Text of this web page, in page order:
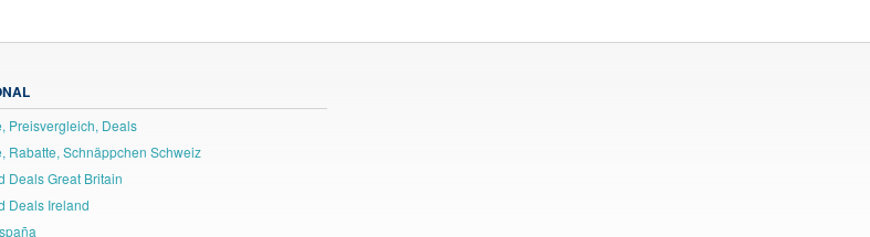
Preisvergleich, Deals
Rabatte, Schnäppchen Schweiz
Deals Great Britain
Deals Ireland